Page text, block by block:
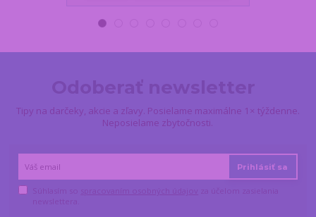
Tipy na darčeky, akcie a zľavy. Posielame maximálne 1× týždenne.
Neposielame zbytočnosti.
Prihlásiť sa